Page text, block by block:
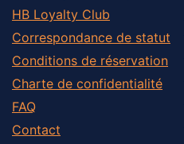
HB Loyalty Club
Correspondance de statut
Conditions de réservation
Charte de confidentialité
FAQ
Contact